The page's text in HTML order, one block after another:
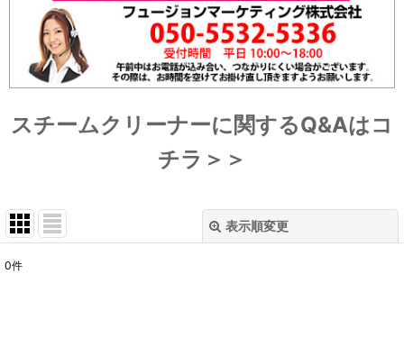
スチームクリーナーに関するQ&Aはコ
チラ＞＞
表示順変更
0件